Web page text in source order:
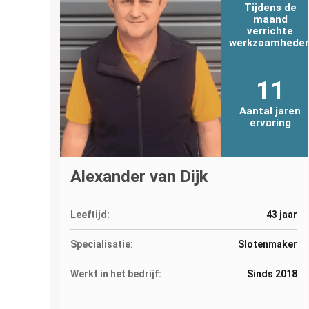
Tijdens de
maand
verrichte
11
Aantal jaren
ervaring
Alexander van Dijk
Leeftijd: 43 jaar
Specialisatie: Slotenmaker
Werkt in het bedrijf: Sinds 2018